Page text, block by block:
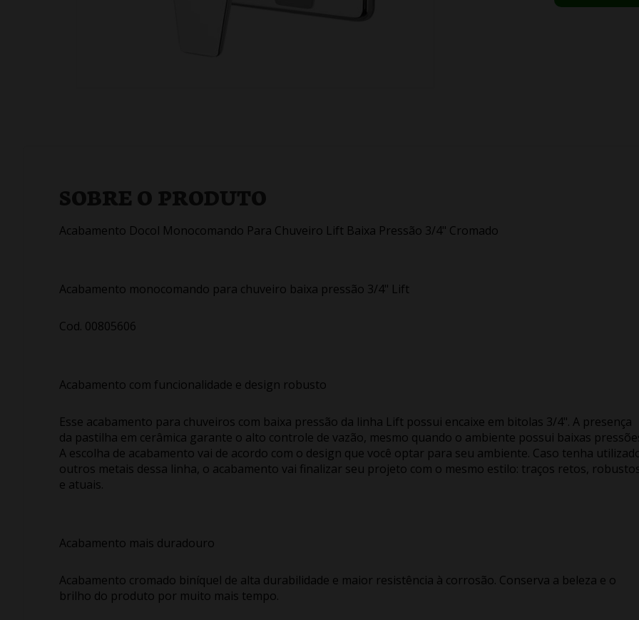
SOBRE O PRODUTO
Acabamento Docol Monocomando Para Chuveiro Lift Baixa Pressão 3/4" Cromado
Acabamento monocomando para chuveiro baixa pressão 3/4" Lift
Cod. 00805606
Acabamento com funcionalidade e design robusto
Esse acabamento para chuveiros com baixa pressão da linha Lift possui encaixe em bitolas 3/4". A presença
da pastilha em cerâmica garante o alto controle de vazão, mesmo quando o ambiente possui baixas
A escolha de acabamento vai de acordo com o design que você optar para seu ambiente. Caso tenha
outros metais dessa linha, o acabamento vai finalizar seu projeto com o mesmo estilo: traços retos,
e atuais.
Acabamento mais duradouro
Acabamento cromado biníquel de alta durabilidade e maior resistência à corrosão. Conserva a beleza e o
brilho do produto por muito mais tempo.